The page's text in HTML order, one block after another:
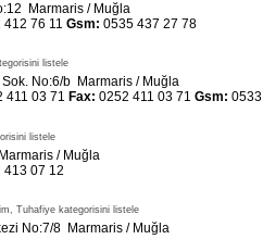
Marmaris / Muğla
412 76 11 Gsm: 0535 437 27 78
listele
No:6/b Marmaris / Muğla
411 03 71 Fax: 0252 411 03 71 Gsm:
listele
/ Muğla
413 07 12
Tuhafiye kategorisini listele
No:7/8 Marmaris / Muğla